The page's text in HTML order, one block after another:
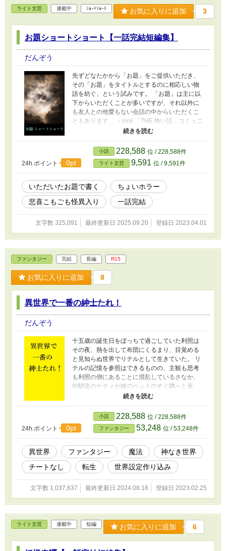
ライト文芸 連載中 ｼｮｰﾄｼｮｰﾄ お気に入りに追加 3
お題ショートショート【一話完結短編集】
だんぞう
先ずどなたかから「お題」をご提供いただき、
その「お題」をタイトルとするのに相応しい物
語を紡ぐ、という試みです。 「お題」は主に以
下からいただくことが多いですが、それ以外に
も友人との他愛もない会話の中からいただくこ
ともあります。 ・mixi 「THE 怖い話」コミュニ
ティにおける「お題」イベント ・Twitter #呟怖
ハッシュタグの「お題」が 136文字に収まら
ず、開き直って短編化 ・Twitter 「字書きさんが
ゆるっと喋るコミュニティ」コミュニティにお
ける三題「お題」 全体的にホラー要素若干あり
な短編が多いですが、私自身は「人を怖がらせ
る」物語ではなく、人生の悲喜こもごもに怪異
が混ざった物語を目指しております。 読んでく
ださった方のよき気分転換になれば幸いです。
24h.ポイント 0pt
小説 228,588 位 / 228,588件
ライト文芸 9,591 位 / 9,591件
いただいたお題で書く
ちょいホラー
悲喜こもごも怪異入り
一話完結
文字数 325,091 最終更新日 2025.09.20 登録日 2023.04.01
ファンタジー 完結 長編 R15
お気に入りに追加 8
異世界で一番の紳士たれ！
だんぞう
十五歳の誕生日をぼっちで過ごしていた利照は
その夜、熱を出して布団にくるまり、目覚める
と見知らぬ世界でリテルとして生きていた。 リ
テルの記憶を参照はできるものの、主観も思考
も利照の側にあることに混乱しているさなか、
幼馴染のケティが彼のベッドのすぐ隣へと座
る。 リテルの記憶の中から彼女との約束を思い
後、自身の身に降り掛かった災難のため、村人
を助けるため、単身、魔女に会いに行くことに
した彼は、魔女の館で興奮するほどの学びを体
験する。 異世界で優しくされながらも感じる疎
外感。命を脅かされる危険な出会い。どこかで
元の世界とのつながりを感じながら、時には理
不尽な禍に耐えながらも、自分の運命を切り拓
24h.ポイント 0pt
小説 228,588 位 / 228,588件
ファンタジー 53,248 位 / 53,248件
異世界 ファンタジー 魔法
神なき世界
チートなし
転生 世界設定作り込み
文字数 1,037,637 最終更新日 2024.08.18 登録日 2023.02.25
ライト文芸 連載中 短編 お気に入りに追加 6